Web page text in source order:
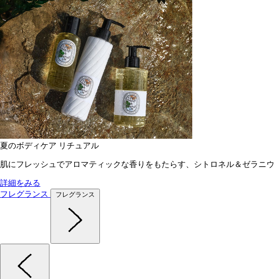
夏のボディケア リチュアル
肌にフレッシュでアロマティックな香りをもたらす、シトロネル＆ゼラニ
詳細をみる
フレグランス
フレグランス